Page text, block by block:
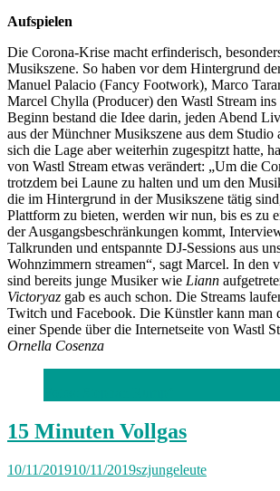
Aufspielen
Die Corona-Krise macht erfinderisch,
Musikszene. So haben vor dem Hintergrund
Manuel Palacio (Fancy Footwork), Marco
Marcel Chylla (Producer) den Wastl Stream
Beginn bestand die Idee darin, jeden Abend
aus der Münchner Musikszene aus dem Studio
sich die Lage aber weiterhin zugespitzt hatte,
von Wastl Stream etwas verändert: „Um die
trotzdem bei Laune zu halten und um den
die im Hintergrund in der Musikszene tätig
Plattform zu bieten, werden wir nun, bis es zu
der Ausgangsbeschränkungen kommt,
Talkrunden und entspannte DJ-Sessions aus
Wohnzimmern streamen“, sagt Marcel. In den
sind bereits junge Musiker wie Liann
Victoryaz gab es auch schon. Die Streams
Twitch und Facebook. Die Künstler kann man
einer Spende über die Internetseite von Wastl
Ornella Cosenza
15 Minuten Vollgas
10/11/201910/11/2019szjungeleute